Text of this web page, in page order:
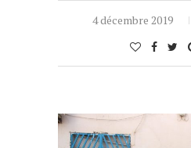
4 décembre 2019